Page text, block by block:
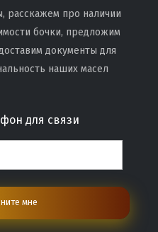
расскажем про наличии
бочки, предложим
документы для
наших масел
для связи
мне